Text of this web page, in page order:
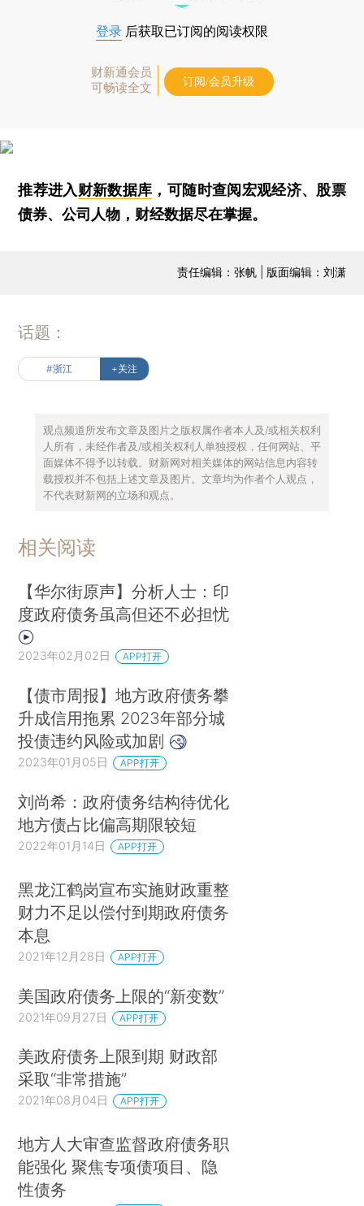
登录 后获取已订阅的阅读权限
财新通会员
可畅读全文
订阅/会员升级
推荐进入财新数据库 ，可随时查阅宏观经济、股票
债券、公司人物，财经数据尽在掌握。
责任编辑：张帆 | 版面编辑：刘潇
话题：
#浙江 +关注
观点频道所发布文章及图片之版权属作者本人及/或相关权利
人所有，未经作者及/或相关权利人单独授权，任何网站、平
面媒体不得予以转载。财新网对相关媒体的网站信息内容转
载授权并不包括上述文章及图片。文章均为作者个人观点，
不代表财新网的立场和观点。
相关阅读
【华尔街原声】分析人士：印
度政府债务虽高但还不必担忧
2023年02月02日 APP打开
【债市周报】地方政府债务攀
升成信用拖累 2023年部分城
投债违约风险或加剧
2023年01月05日 APP打开
刘尚希：政府债务结构待优化
地方债占比偏高期限较短
2022年01月14日 APP打开
黑龙江鹤岗宣布实施财政重整
财力不足以偿付到期政府债务
本息
2021年12月28日 APP打开
美国政府债务上限的“新变数”
2021年09月27日 APP打开
美政府债务上限到期 财政部
采取“非常措施”
2021年08月04日 APP打开
地方人大审查监督政府债务职
能强化 聚焦专项债项目、隐
性债务